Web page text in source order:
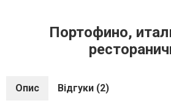
Портофино,
Опис Відгуки (2)